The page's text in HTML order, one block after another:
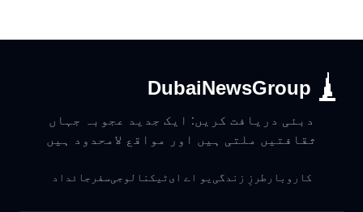
DubaiNewsGroup
دبئی دریافت کریں: ایک جدید عجوبہ جہاں
ثقافتیں ملتی ہیں اور مواقع لامحدود ہیں
کاروبار طرزِ زندگی یو اے ایٹیکنالوجیسفر جائداد